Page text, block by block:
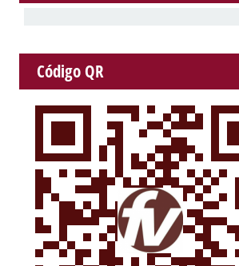
Código QR